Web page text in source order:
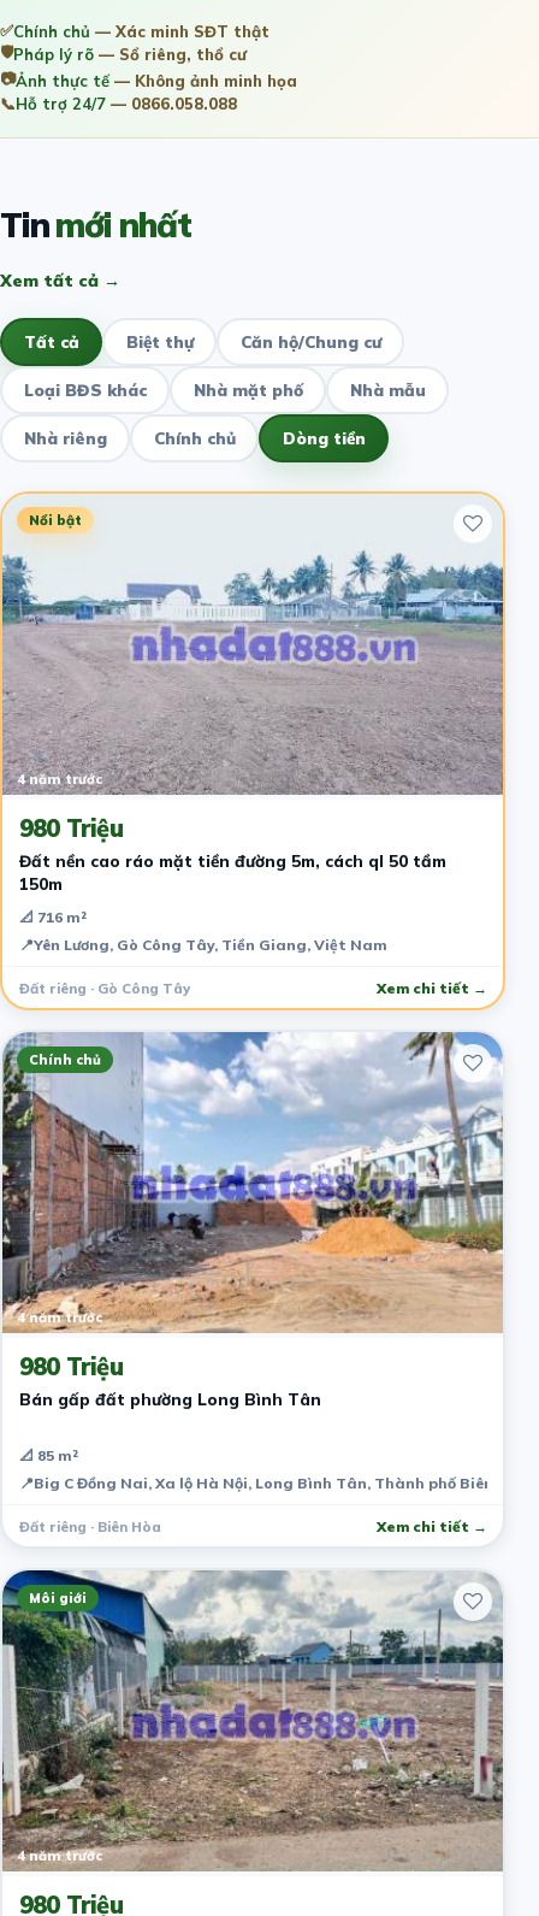
✅Chính chủ — Xác minh SĐT thật
🛡️Pháp lý rõ — Sổ riêng, thổ cư
📷Ảnh thực tế— Không ảnh minh họa
📞Hỗ trợ 24/7 — 0866.058.088
Tinmới nhất
Xem tất cả →
Tất cả Biệt thự Căn hộ/Chung cư
Loại BĐS khác Nhà mặt phố Nhà mẫu
Nhà riêng Chính chủ Dòng tiền
Nổi bật
4 năm trước
980 Triệu
Đất nền cao ráo mặt tiền đường 5m, cách ql 50 tầm
150m
📐 716 m²
📍Yên Lương, Gò Công Tây, Tiền Giang, Việt Nam
Đất riêng · Gò Công Tây Xem chi tiết →
Chính chủ
4 năm trước
980 Triệu
Bán gấp đất phường Long Bình Tân
📐 85 m²
📍Big C Đồng Nai, Xa lộ Hà Nội, Long Bình Tân, Thành phố Biên
Đất riêng · Biên Hòa Xem chi tiết →
Môi giới
4 năm trước
980 Triệu